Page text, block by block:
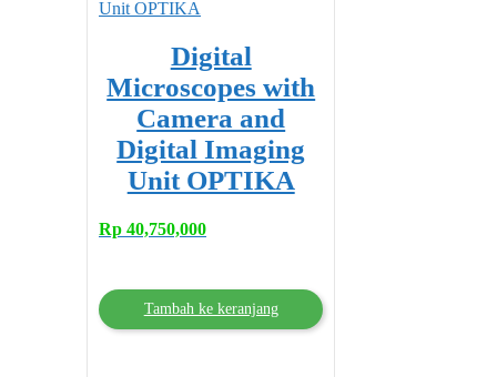
Digital
Microscopes with
Camera and
Digital Imaging
Unit OPTIKA
Rp 40,750,000
Tambah ke keranjang